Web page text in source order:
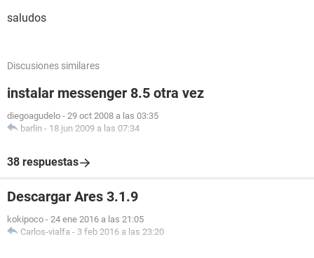
saludos
Discusiones similares
instalar messenger 8.5 otra vez
diegoagudelo - 29 oct 2008 a las 03:35
barlin - 18 jun 2009 a las 07:34
38 respuestas
Descargar Ares 3.1.9
kokipoco - 24 ene 2016 a las 21:05
Carlos-vialfa - 3 feb 2016 a las 23:20